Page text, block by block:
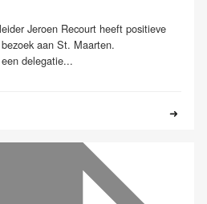
Jeroen Recourt heeft positieve
aan St. Maarten.
delegatie...